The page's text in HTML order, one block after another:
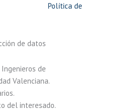
Política de
de datos
de
Valenciana.
del interesado.